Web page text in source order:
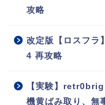
攻略
改定版【ロスフラ
4 再攻略
【実験】
機黄ばみ取り、無